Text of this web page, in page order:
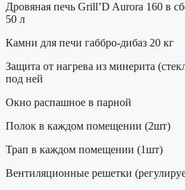
Дровяная печь Grill’D Aurora 160 в
50 л
Камни для печи габбро-дибаз 20 кг
Защита от нагрева из минерита
под ней
Окно распашное в парной
Полок в каждом помещении (2шт)
Трап в каждом помещении (1шт)
Вентиляционные решетки